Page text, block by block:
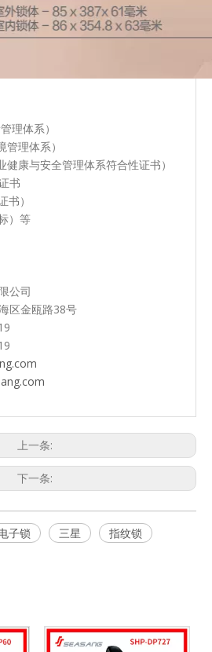
理体系）
理体系）
康与安全管理体系符合性证书）
书
书）
）等
公司
区金瓯路38号
上一条:
下一条:
子锁 三星 指纹锁